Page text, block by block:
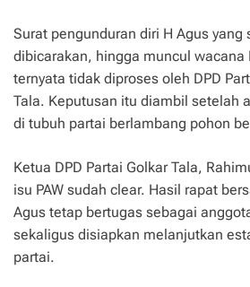
Surat pengunduran diri H Agus yang
dibicarakan, hingga muncul wacana
ternyata tidak diproses oleh DPD
Tala. Keputusan itu diambil setelah
di tubuh partai berlambang pohon
Ketua DPD Partai Golkar Tala,
isu PAW sudah clear. Hasil rapat
Agus tetap bertugas sebagai
sekaligus disiapkan melanjutkan
partai.